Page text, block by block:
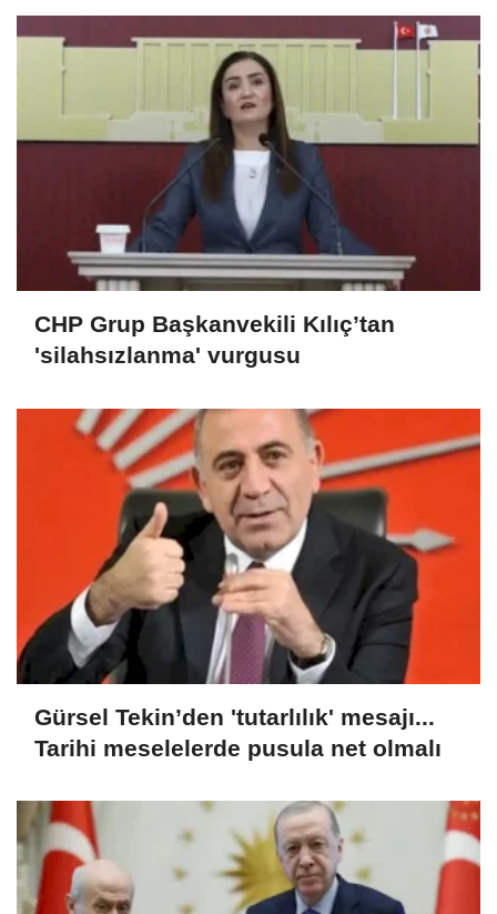
CHP Grup Başkanvekili Kılıç’tan
'silahsızlanma' vurgusu
Gürsel Tekin’den 'tutarlılık' mesajı...
Tarihi meselelerde pusula net olmalı